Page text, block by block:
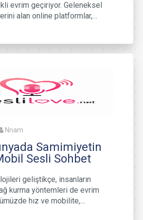
evrim geçiriyor. Geleneksel
alan online platformlar,…
Nnam
Samimiyetin
Sesli Sohbet
geliştikçe, insanların
kurma yöntemleri de evrim
hız ve mobilite,…